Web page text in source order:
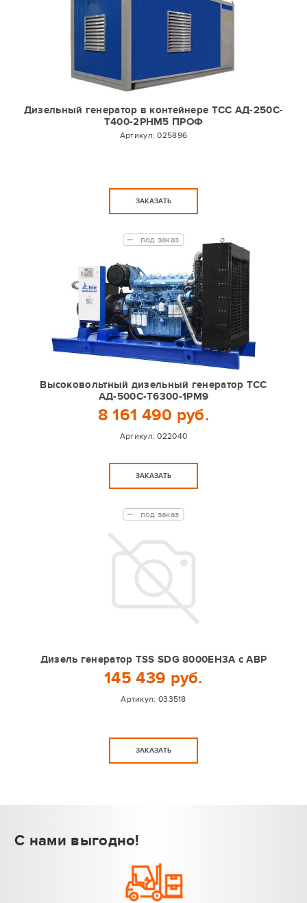
Дизельный генератор в контейнере ТСС АД-250С-
Т400-2РНМ5 ПРОФ
Артикул:025896
ЗАКАЗАТЬ
Высоковольтный дизельный генератор ТСС
АД-500С-Т6300-1РМ9
8 161 490 руб.
Артикул:022040
под заказ
ЗАКАЗАТЬ
Дизель генератор TSS SDG 8000EH3A с АВР
145 439 руб.
Артикул: 033518
под заказ
ЗАКАЗАТЬ
С нами выгодно!